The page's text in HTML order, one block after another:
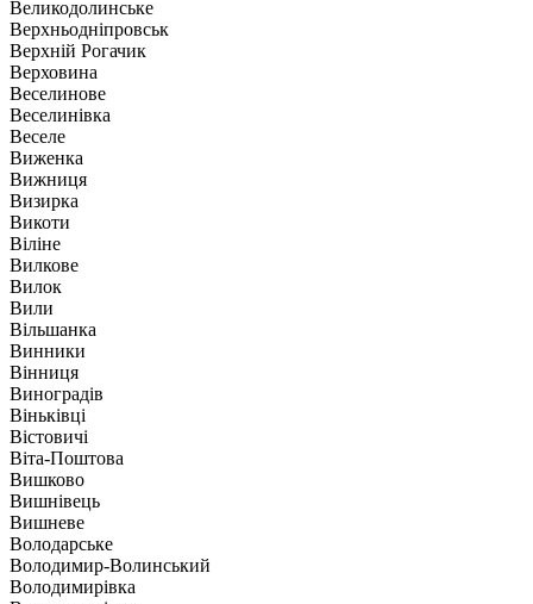
Великодолинське
Верхньодніпровськ
Верхній Рогачик
Верховина
Веселинове
Веселинівка
Веселе
Виженка
Вижниця
Визирка
Викоти
Віліне
Вилкове
Вилок
Вили
Вільшанка
Винники
Вінниця
Виноградів
Віньківці
Вістовичі
Віта-Поштова
Вишково
Вишнівець
Вишневе
Володарське
Володимир-Волинський
Володимирівка